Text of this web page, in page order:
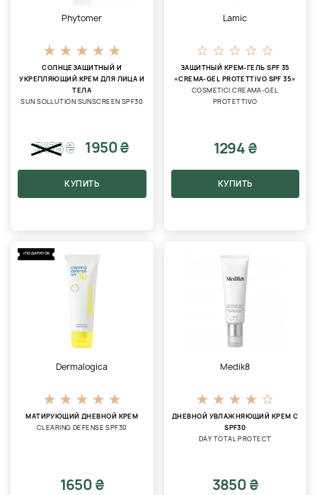
Phytomer
СОЛНЦЕЗАЩИТНЫЙ И
УКРЕПЛЯЮЩИЙ КРЕМ ДЛЯ ЛИЦА И
ТЕЛА
SUN SOLLUTION SUNSCREEN SPF30
3475₴ 1950 ₴
КУПИТЬ
Lamic
ЗАЩИТНЫЙ КРЕМ-ГЕЛЬ SPF 35
«CREMA-GEL PROTETTIVO SPF 35»
COSMETICI CREAMA-GEL
PROTETTIVO
1294 ₴
КУПИТЬ
+ПОДАРУНОК
Dermalogica
МАТИРУЮЩИЙ ДНЕВНОЙ КРЕМ
CLEARING DEFENSE SPF30
1650 ₴
Medik8
ДНЕВНОЙ УВЛАЖНЯЮЩИЙ КРЕМ С
SPF30
DAY TOTAL PROTECT
3850 ₴